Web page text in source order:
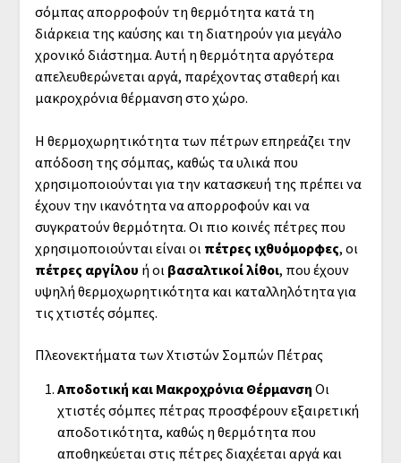
σόμπας απορροφούν τη θερμότητα κατά τη
διάρκεια της καύσης και τη διατηρούν για μεγάλο
χρονικό διάστημα. Αυτή η θερμότητα αργότερα
απελευθερώνεται αργά, παρέχοντας σταθερή και
μακροχρόνια θέρμανση στο χώρο.
Η θερμοχωρητικότητα των πέτρων επηρεάζει την
απόδοση της σόμπας, καθώς τα υλικά που
χρησιμοποιούνται για την κατασκευή της πρέπει να
έχουν την ικανότητα να απορροφούν και να
συγκρατούν θερμότητα. Οι πιο κοινές πέτρες που
χρησιμοποιούνται είναι οι πέτρες ιχθυόμορφες, οι
πέτρες αργίλου ή οι βασαλτικοί λίθοι, που έχουν
υψηλή θερμοχωρητικότητα και καταλληλότητα για
τις χτιστές σόμπες.
Πλεονεκτήματα των Χτιστών Σομπών Πέτρας
Αποδοτική και Μακροχρόνια Θέρμανση Οι
χτιστές σόμπες πέτρας προσφέρουν εξαιρετική
αποδοτικότητα, καθώς η θερμότητα που
αποθηκεύεται στις πέτρες διαχέεται αργά και